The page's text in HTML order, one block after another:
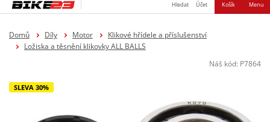
Hledat Účet Košík Menu
Domů Díly Motor
Klikové hřídele a příslušenství
Ložiska a těsnění klikovky ALL BALLS
Náš kód: P7864
SLEVA 30%